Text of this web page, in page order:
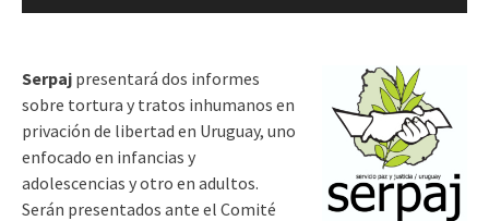
Serpaj presentará dos informes
sobre tortura y tratos inhumanos en
privación de libertad en Uruguay, uno
enfocado en infancias y
adolescencias y otro en adultos.
Serán presentados ante el Comité